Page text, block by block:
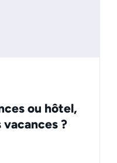
ou hôtel,
?